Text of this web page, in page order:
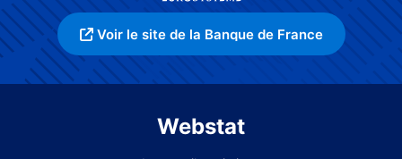
Voir le site de la Banque de France
Webstat